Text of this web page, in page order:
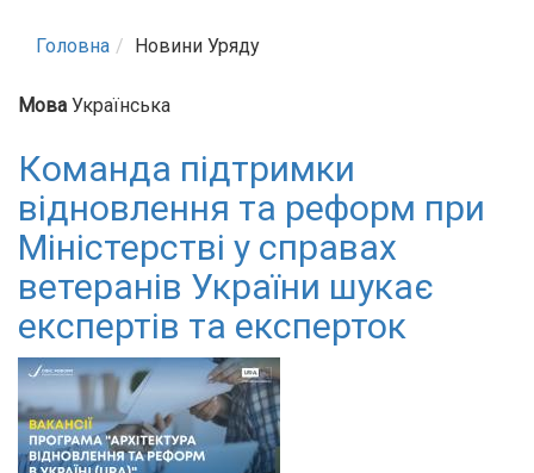
Головна Новини Уряду
Мова Українська
Команда підтримки
відновлення та реформ при
Міністерстві у справах
ветеранів України шукає
експертів та експерток